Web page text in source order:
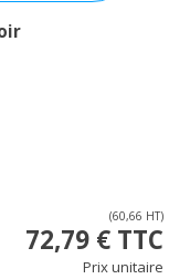
(60,66 HT)
72,79 € TTC
Prix unitaire